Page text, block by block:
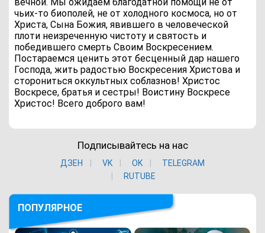
вечной. Мы ожидаем благодатной помощи не от
чьих-то биополей, не от холодного космоса, но от
Христа, Сына Божия, явившего в человеческой
плоти неизреченную чистоту и святость и
победившего смерть Своим Воскресением.
Постараемся ценить этот бесценный дар нашего
Господа, жить радостью Воскресения Христова и
сторониться оккультных соблазнов! Христос
Воскресе, братья и сестры! Воистину Воскресе
Христос! Всего доброго вам!
Подписывайтесь на нас
ДЗЕН VK ОK
TELEGRAM
RUTUBE
ПОПУЛЯРНОЕ